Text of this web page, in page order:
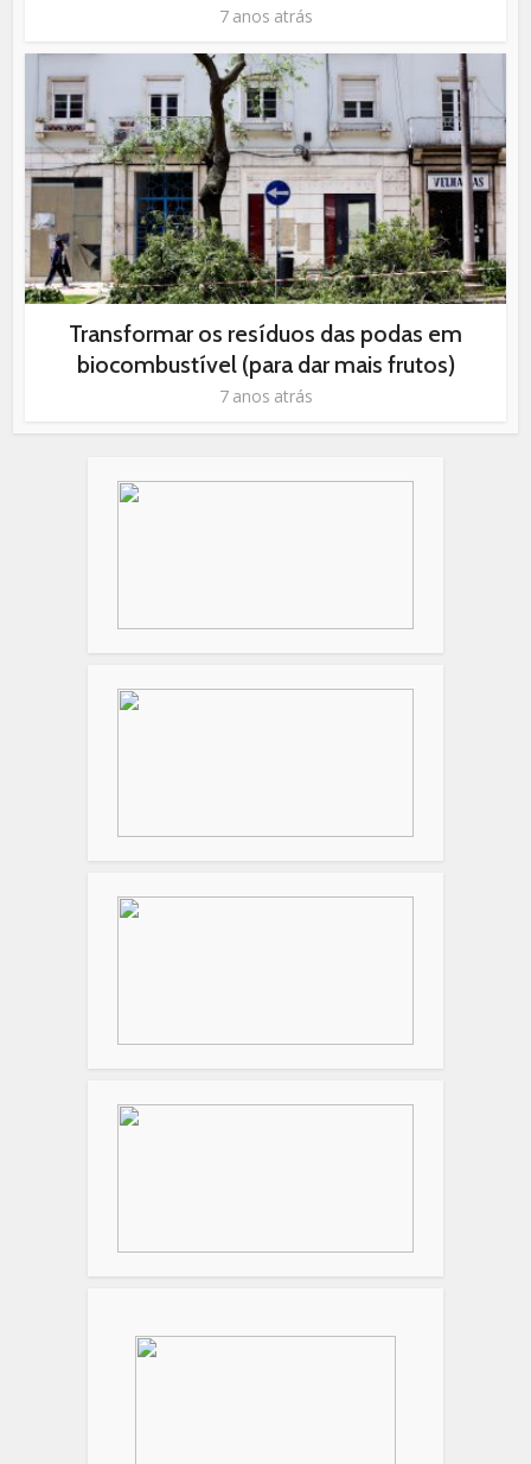
7 anos atrás
Transformar os resíduos das podas em
biocombustível (para dar mais frutos)
7 anos atrás